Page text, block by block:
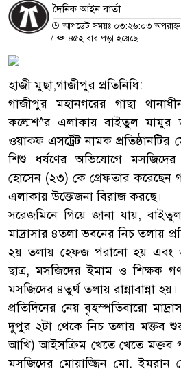
দৈনিক আইন বার্তা
আপডেট সময়ঃ ০৩:২৬:০৩ অপরাহ্ন,
/
৪৫২ বার পড়া হয়েছে
হাজী মুছা,গাজীপুর প্রতিনিধি:
গাজীপুর মহানগরের গাছা
কল্মেশ^র এলাকায় বাইতুল মামুর
ওয়াক্ফ এসট্রেট নামক
শিশু ধর্ষণের অভিযোগে
হোসেন (২৩) কে গ্রেফতার করেছেন
এলাকায় উক্তেজনা বিরাজ করছে।
সরেজমিনে গিয়ে জানা যায়,
মাদ্রাসার ৪তলা ভবনের নিচ তলায়
২য় তলায় হেফজ পরানো হয় এবং
ছাত্র, মসজিদের ইমাম ও শিক্ষক
মসজিদের ৪তুর্থ তলায় রান্নাবান্না হয়।
প্রতিদিনের নেয় বৃহস্পতিবারো
দুপুর ২টা থেকে নিচ তলায় মক্তব
আখি) আইসক্রিম খেতে খেতে মক্তব
মসজিদের মোয়াজ্জিন মো.